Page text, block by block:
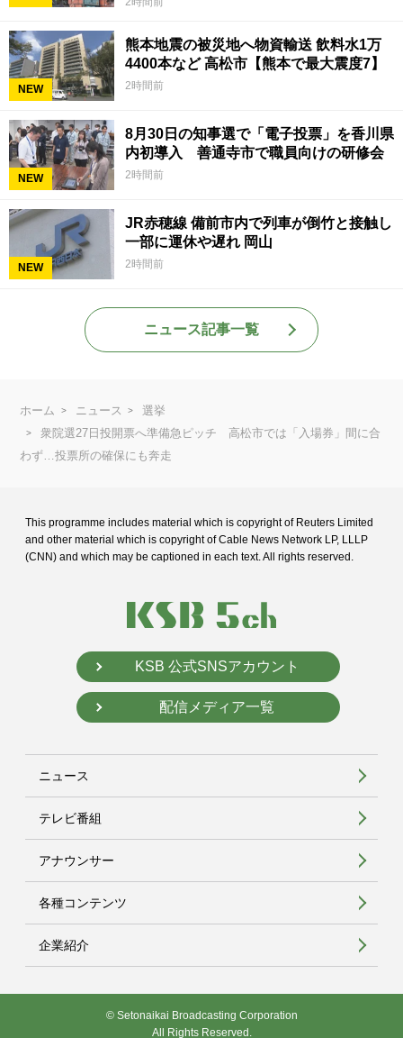
NEW
熊本地震の被災地へ物資輸送 飲料水1万
4400本など 高松市【熊本で最大震度7】
2時間前
NEW
8月30日の知事選で「電子投票」を香川県
内初導入 善通寺市で職員向けの研修会
2時間前
NEW
JR赤穂線 備前市内で列車が倒竹と接触し
一部に運休や遅れ 岡山
2時間前
ニュース記事一覧
ホーム ニュース
選挙
衆院選27日投開票へ準備急ピッチ 高松市では「入場券」間に合
わず…投票所の確保にも奔走
This programme includes material which is copyright of Reuters Limited
and other material which is copyright of Cable News Network LP, LLLP
(CNN) and which may be captioned in each text. All rights reserved.
KSB 公式SNSアカウント
配信メディア一覧
ニュース
テレビ番組
アナウンサー
各種コンテンツ
企業紹介
© Setonaikai Broadcasting Corporation
All Rights Reserved.